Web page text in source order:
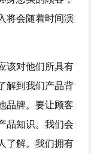
将会随着时间演
该对他们所具有
解到我们产品背
品牌。要让顾客
品知识。我们会
了解。我们拥有